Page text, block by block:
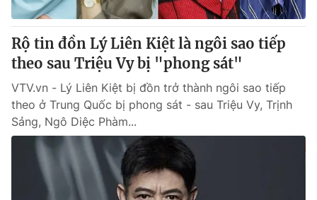
Rộ tin đồn Lý Liên Kiệt là ngôi sao tiếp
theo sau Triệu Vy bị "phong sát"
VTV.vn - Lý Liên Kiệt bị đồn trở thành ngôi sao tiếp
theo ở Trung Quốc bị phong sát - sau Triệu Vy, Trịnh
Sảng, Ngô Diệc Phàm...